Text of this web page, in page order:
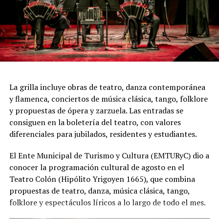
"Queremos que quienes todavía no conocen Tango
Furia descubran por qué el tango puede emocionar a
todas las generaciones. Y que quienes ya vivieron una de
nuestras funciones tengan ganas de volver, porque cada
función hay meses de ensayo y un enorme trabajo en
equipo para emocionar y sorprender al
público", expresa Emmanuel Marín.
distinguida con los Premios Estrella de Mar 2024 y
2026 como Mejor Espectáculo de Danza y con el Premio
Faro de Oro 2024. Además, Emmanuel Marín y Lola
Gutiérrez Rey obtuvieron el subcampeonato en el
Mundial de Tango de Buenos Aires.
La grilla incluye obras de teatro, danza contemporánea
y flamenca, conciertos de música clásica, tango, folklore
y propuestas de ópera y zarzuela. Las entradas se
consiguen en la boletería del teatro, con valores
diferenciales para jubilados, residentes y estudiantes.
El Ente Municipal de Turismo y Cultura (EMTURyC) dio a
conocer la programación cultural de agosto en el
Teatro Colón (Hipólito Yrigoyen 1665), que combina
propuestas de teatro, danza, música clásica, tango,
folklore y espectáculos líricos a lo largo de todo el mes.